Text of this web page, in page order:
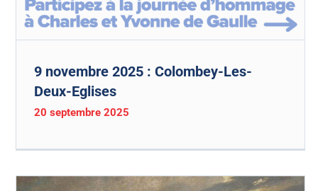
9 novembre 2025 : Colombey-Les-
Deux-Eglises
20 septembre 2025